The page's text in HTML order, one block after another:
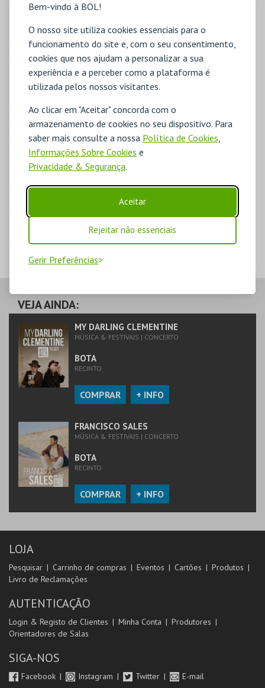
Bem-vindo à BOL!
O nosso site utiliza cookies essenciais para o
funcionamento do site e, com o seu consentimento,
cookies que nos ajudam a personalizar a sua
experiência e a perceber como a plataforma é
utilizada pelos nossos visitantes.
Ao clicar em "Aceitar" concorda com o
armazenamento de cookies no seu dispositivo. Para
saber mais consulte a nossa Política de Cookies,
Informações Sobre Cookies e
Privacidade & Segurança.
Aceitar
Rejeitar não essenciais
Gerir Preferências
VEJA AINDA:
MY DARLING CLEMENTINE
MÚSICA & FESTIVAIS | CONCERTO
BOTA
RECINTO
COMPRAR + INFO
FRANCISCO SALES
MÚSICA & FESTIVAIS | CONCERTO
BOTA
RECINTO
COMPRAR + INFO
LOJA
Pesquisar Carrinho de compras Eventos Cartões
Produtos
Livro de Reclamações
AUTENTICAÇÃO
Login & Registo de Clientes Minha Conta
Produtores
Orientadores de Salas
SIGA-NOS
Facebook Instagram Twitter E-mail